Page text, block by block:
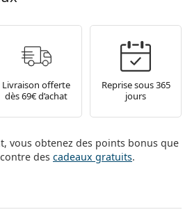
Livraison offerte
dès 69€ d’achat
Reprise sous 365
jours
vous obtenez des points bonus que
des cadeaux gratuits.